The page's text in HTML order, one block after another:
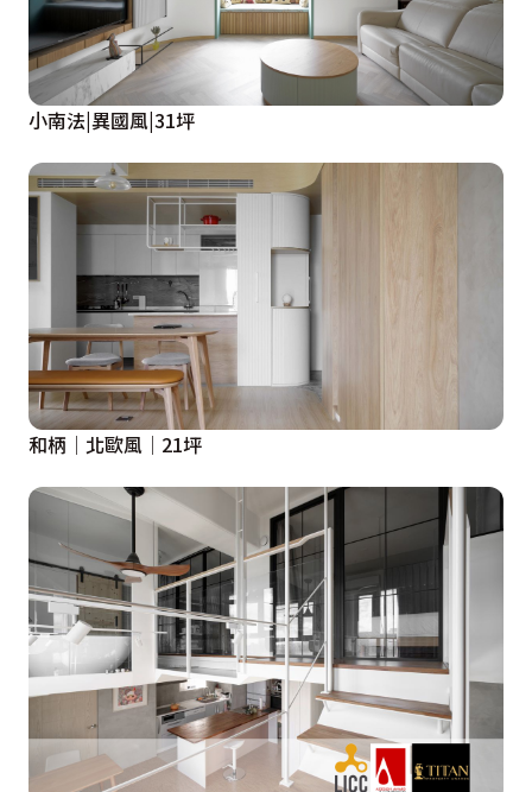
小南法|異國風|31坪
和柄│北歐風│21坪